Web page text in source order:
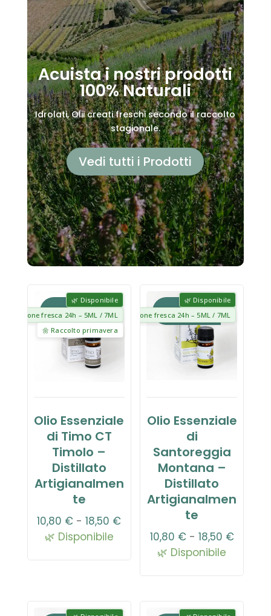
Acuista i nostri prodotti
100% Naturali
Idrolati, Olii creati freschi secondo il raccolto
stagionale.
Vedi tutti i Prodotti
🌿 Disponibile
fresca 24h – 5ML / 7ML
🌼 Raccolto primavera
In offerta!
Olio Essenziale
di Timo CT
Timolo –
Distillato
Artigianalmen
te
10,80 € - 18,50 €Fascia
🌿 Disponibile
🌿 Disponibile
🧴 Preparazione fresca 24h – 5ML / 7ML
In offerta!
Olio Essenziale
di
Santoreggia
Montana –
Distillato
Artigianalmen
te
10,80 € - 18,50 €Fascia
🌿 Disponibile